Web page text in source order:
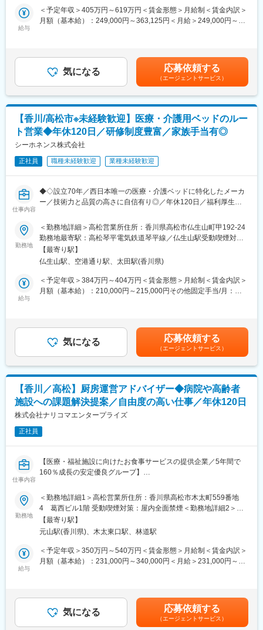
◇業界トップ級シェア！売上も右肩上がり。2030年に業界No.1に
介護用品等の提供を行うケアマネージャー（ケアマネ）に対し
て、課題解決のための提案をお任せ。
ケアマネや実際に介護用品を使用する個人のお客様との信頼関係
■業務詳細
・既存顧客のケアマネ（約40～50名）への定期フォローを中心
に、信頼関係を深めながら潜在ニーズを発掘
・利用者宅への訪問を通じて介護用品の使用状況を確認し、ケア
マネへ最適な改善提案を実施
・地域の居宅介護支援事業所などへ訪問し、紹介・反響を元に新
規のケアマネ（5～10名）を開拓
■働き方の魅力
60％以上
⇒月に1～3回程度で土日祝の出勤はありますが、平日に100％振
休を取得しています。
⇒チームで代理対応をするため、休日対応は発生しません。
けられています。
と密なコミュニケーションを行いながら段階を踏んでスキルUP
＜OJT＞所長や先輩だけではなく、本部スタッフによる定期面談
など入社後もしっかりフォロー
■評価制度
各グレードごとにスキル項目を設定。売上目標の達成率だけでは
なくプロセスも評価。顧客への向き合い方や提案力がキャリアに
直結。
■キャリアパス
のチャレンジも可能。
給与
＜予定年収＞405万円～619万円＜賃金形態＞月給制＜賃金内訳＞
月額（基本給）：249,000円～363,125円＜月給＞249,000円～
万（月給36万＋賞与＋諸手当）・所長：入社5年目760万（月給44
万＋賞与＋諸手当）賃金はあくまでも目安の金額であり、選考を
通じて上下する可能性があります。月給(月額)は固定手当を含めた
表記です。
気になる 応募依頼する
（エージェントサービス）
【香川/高松市※未経験歓迎】医療・介護用ベッドのルー
ト営業◆年休120日／研修制度豊富／家族手当有◎
シーホネンス株式会社
正社員 職種未経験歓迎 業種未経験歓迎
仕事内容
◆◇設立70年／西日本唯一の医療・介護ベッドに特化したメーカ
ー／技術力と品質の高さに自信有り◎／年休120日／福利厚生充
■業務詳細：
医療・介護用ベッドを扱う同社にて、法人営業をお任せ致しま
す。
既存関係を基盤とした、関係構築型のルート営業が中心です。長
期的な信頼関係を築きながら、顧客に最適な製品提案を行ってい
ただきます。
す。販売会社（代理店）と同行して促進活動を行う場合もありま
す。
ベッドだけでなく、病院用の家具・備品等も取扱い、患者の療養
＜ケプロコア営業部＞
在宅介護用ベッドを、卸事業者や福祉用具レンタル事業者に販売
します。ケアマネジャーや介護ショップの方に、ベッドのデモン
ストレーション等も行ない、在宅介護用ベッドの正しい使い方の
知識を広めます。
※どちらかに配属
■業務の特徴：
・医療・介護ベッドの導入においては、実演デモを通じた提案型
営業を行い、現場に即した使い方や価値を伝えていきます。
の営業スタイルで、やりがいの大きい仕事です。
・顧客ごとに異なるニーズや関係性に応じて提案を組み立てるた
め、戦略的に商談を進める面白さも魅力です。
・営業エリアは基本的に支店近郊が中心で、外勤時は直行直帰も
ます。
その後、配属先にてOJTを中心に実務経験を積みながら、入社後3
～6か月を目安に担当を持ち、営業として独り立ちしていただくイ
メージです。
勤務地
＜勤務地詳細＞高松営業所住所：香川県高松市仏生山町甲192-24
勤務地最寄駅：高松琴平電気鉄道琴平線／仏生山駅受動喫煙対
策：屋内全面禁煙変更の範囲：会社の定める事業所
【最寄り駅】
仏生山駅、空港通り駅、太田駅(香川県)
給与
＜予定年収＞384万円～404万円＜賃金形態＞月給制＜賃金内訳＞
月額（基本給）：210,000円～215,000円その他固定手当/月：
業手当＞有＜給与補足＞※経験・能力・期待度等を総合的に考慮し
て決定します。■昇給：年1回■賞与：年2回賃金はあくまでも目安
の金額であり、選考を通じて上下する可能性があります。月給(月
額)は固定手当を含めた表記です。
気になる 応募依頼する
（エージェントサービス）
【香川／高松】厨房運営アドバイザー◆病院や高齢者
施設への課題解決提案／自由度の高い仕事／年休120日
株式会社ナリコマエンタープライズ
正社員
仕事内容
【医療・福祉施設に向けたお食事サービスの提供企業／5年間で
160％成長の安定優良グループ】
■業務概要：
高齢者施設・病院を定期訪問し、下記のような厨房運営の課題解
決、アドバイスを行います。
・人材不足
・献立に関するお悩み
・栄養観点のお悩み
・給食、食事のご要望
■課題例：
◎人員不足で、調理が追い付かない状態になっている
→厨房視察により、業務工程やスタッフのシフトを改めて確認
勤務地
＜勤務地詳細1＞高松営業所住所：香川県高松市木太町559番地
4 葛西ビル1階 受動喫煙対策：屋内全面禁煙＜勤務地詳細2＞研
修所（岡山）住所：岡山県 受動喫煙対策：屋内全面禁煙＜勤務地
詳細3＞研修所（香川）住所：香川県 受動喫煙対策：屋内全面禁
【最寄り駅】
元山駅(香川県)、木太東口駅、林道駅
給与
＜予定年収＞350万円～540万円＜賃金形態＞月給制＜賃金内訳＞
月額（基本給）：231,000円～340,000円＜月給＞231,000円～
回（6月・12月）※半期ごとの会社利益を原資に個人業績に応じて
配分※募集職種・等級における報奨金額平均34.5万円（2023年
度）■昇給：年1回（4月）賃金はあくまでも目安の金額であり、
気になる 応募依頼する
（エージェントサービス）